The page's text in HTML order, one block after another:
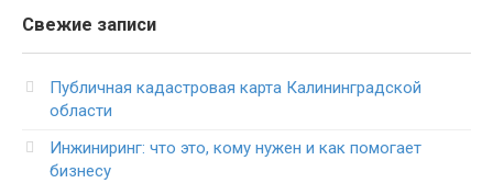
Свежие записи
Публичная кадастровая карта Калининградской
области
Инжиниринг: что это, кому нужен и как помогает
бизнесу